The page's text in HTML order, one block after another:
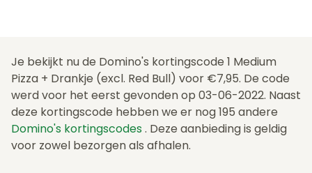
Je bekijkt nu de Domino's kortingscode 1 Medium
Pizza + Drankje (excl. Red Bull) voor €7,95. De code
werd voor het eerst gevonden op 03-06-2022. Naast
deze kortingscode hebben we er nog 195 andere
Domino's kortingscodes . Deze aanbieding is geldig
voor zowel bezorgen als afhalen.